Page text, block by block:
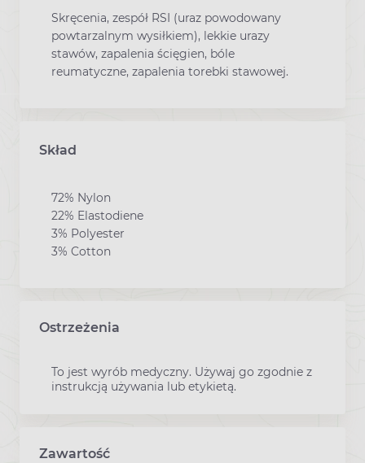
Skręcenia, zespół RSI (uraz powodowany
powtarzalnym wysiłkiem), lekkie urazy
stawów, zapalenia ścięgien, bóle
reumatyczne, zapalenia torebki stawowej.
Skład
72% Nylon
22% Elastodiene
3% Polyester
3% Cotton
Ostrzeżenia
To jest wyrób medyczny. Używaj go zgodnie z
instrukcją używania lub etykietą.
Zawartość